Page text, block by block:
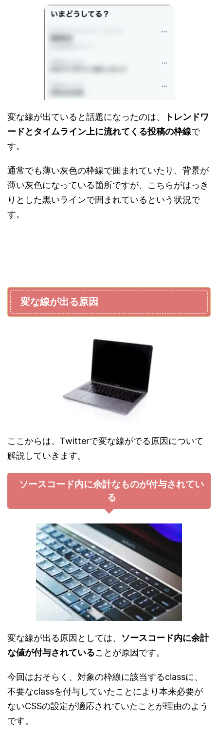
変な線が出ていると話題になったのは、
トレンドワ
ードとタイムライン上に流れてくる投稿の枠線で
す。
通常でも薄い灰色の枠線で囲まれていたり、背景が
薄い灰色になっている箇所ですが、こちらがはっき
りとした黒いラインで囲まれているという状況で
す。
変な線が出る原因
ここからは、Twitterで変な線がでる原因について
解説していきます。
ソースコード内に余計なものが付与されてい
る
変な線が出る原因としては、 ソースコード内に余計
な値が付与されていることが原因です。
今回はおそらく、対象の枠線に該当するclassに、
不要なclassを付与していたことにより本来必要が
ないCSSの設定が適応されていたことが理由のよう
です。